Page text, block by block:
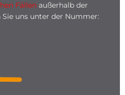
Fällen außerhalb der
uns unter der Nummer: